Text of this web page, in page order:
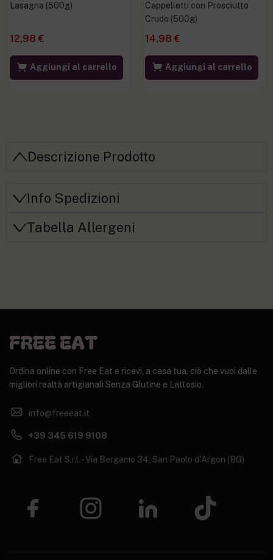
Lasagna (500g)
12,98 €
Aggiungi al carrello
Cappelletti con Prosciutto
Crudo (500g)
14,98 €
Aggiungi al carrello
Descrizione Prodotto
Info Spedizioni
Tabella Allergeni
Ordina online con Free Eat e ricevi, a casa tua, ciò che vuoi dalle
migliori realtà artigianali Senza Glutine e Lattosio.
info@freeeat.it
+39 345 619 9108
Free Eat S.r.l. - Via Bergamo 34, San Paolo d'Argon (BG)